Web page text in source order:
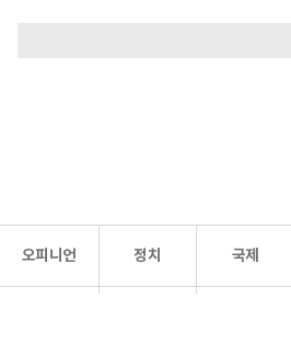
오피니언 정치 국제